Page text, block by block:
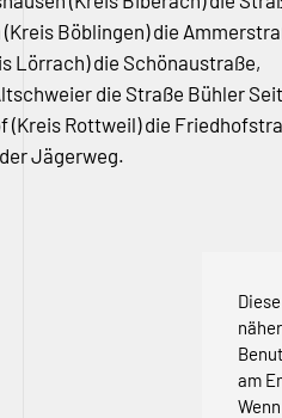
am
Böblingen) die
Lörrach) die Schönaustraße,
die Straße Bühler
(Kreis Rottweil) die
Jägerweg.